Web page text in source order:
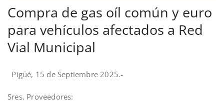
Compra de gas oíl común y euro
para vehículos afectados a Red
Vial Municipal
Pigüé, 15 de Septiembre 2025.-
Sres. Proveedores: